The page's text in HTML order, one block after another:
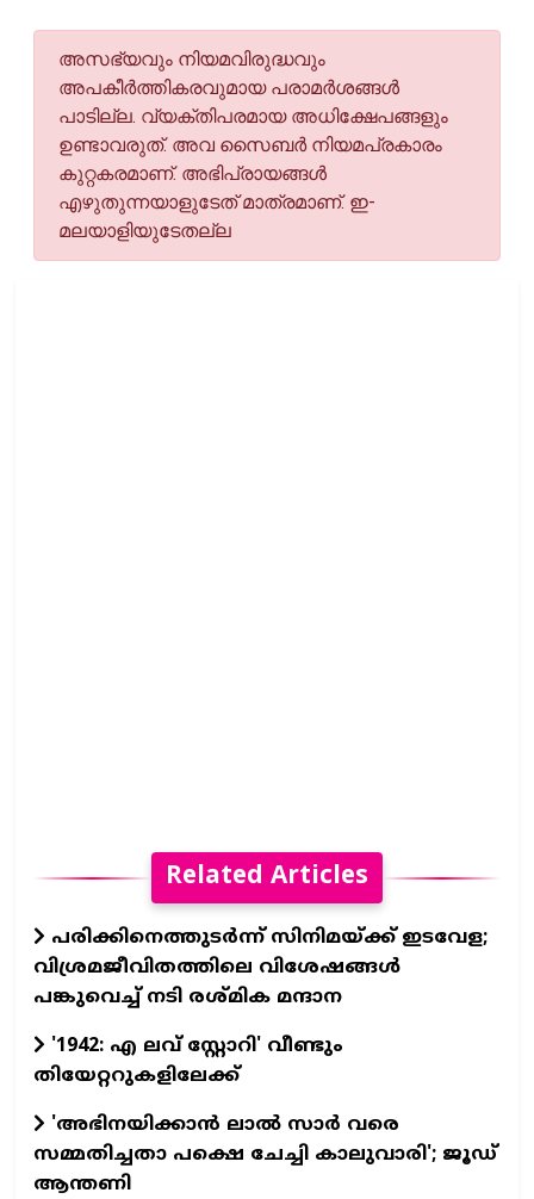
അസഭ്യവും നിയമവിരുദ്ധവും
അപകീര്‍ത്തികരവുമായ പരാമര്‍ശങ്ങള്‍
പാടില്ല. വ്യക്തിപരമായ അധിക്ഷേപങ്ങളും
ഉണ്ടാവരുത്. അവ സൈബര്‍ നിയമപ്രകാരം
കുറ്റകരമാണ്. അഭിപ്രായങ്ങള്‍
എഴുതുന്നയാളുടേത് മാത്രമാണ്. ഇ-
മലയാളിയുടേതല്ല
Related Articles
പരിക്കിനെത്തുടർന്ന് സിനിമയ്ക്ക് ഇടവേള;
വിശ്രമജീവിതത്തിലെ വിശേഷങ്ങൾ
പങ്കുവെച്ച് നടി രശ്മിക മന്ദാന
'1942: എ ലവ് സ്റ്റോറി' വീണ്ടും
തിയേറ്ററുകളിലേക്ക്
'അഭിനയിക്കാന്‍ ലാല്‍ സാര്‍ വരെ
സമ്മതിച്ചതാ പക്ഷെ ചേച്ചി കാലുവാരി'; ജൂഡ്
ആന്തണി